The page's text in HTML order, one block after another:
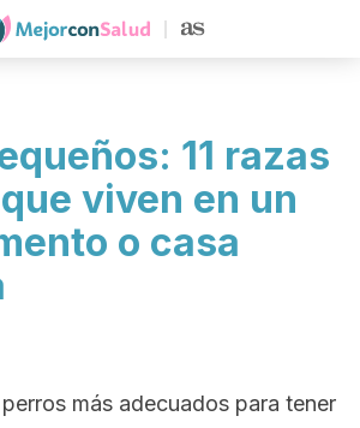
11 razas
viven en un
o casa
más adecuados para tener